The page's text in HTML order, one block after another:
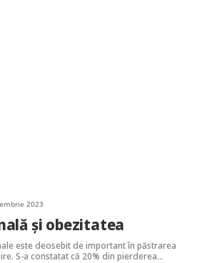
2023
şi obezitatea
este deosebit de important în păstrarea
S-a constatat că 20% din pierderea…